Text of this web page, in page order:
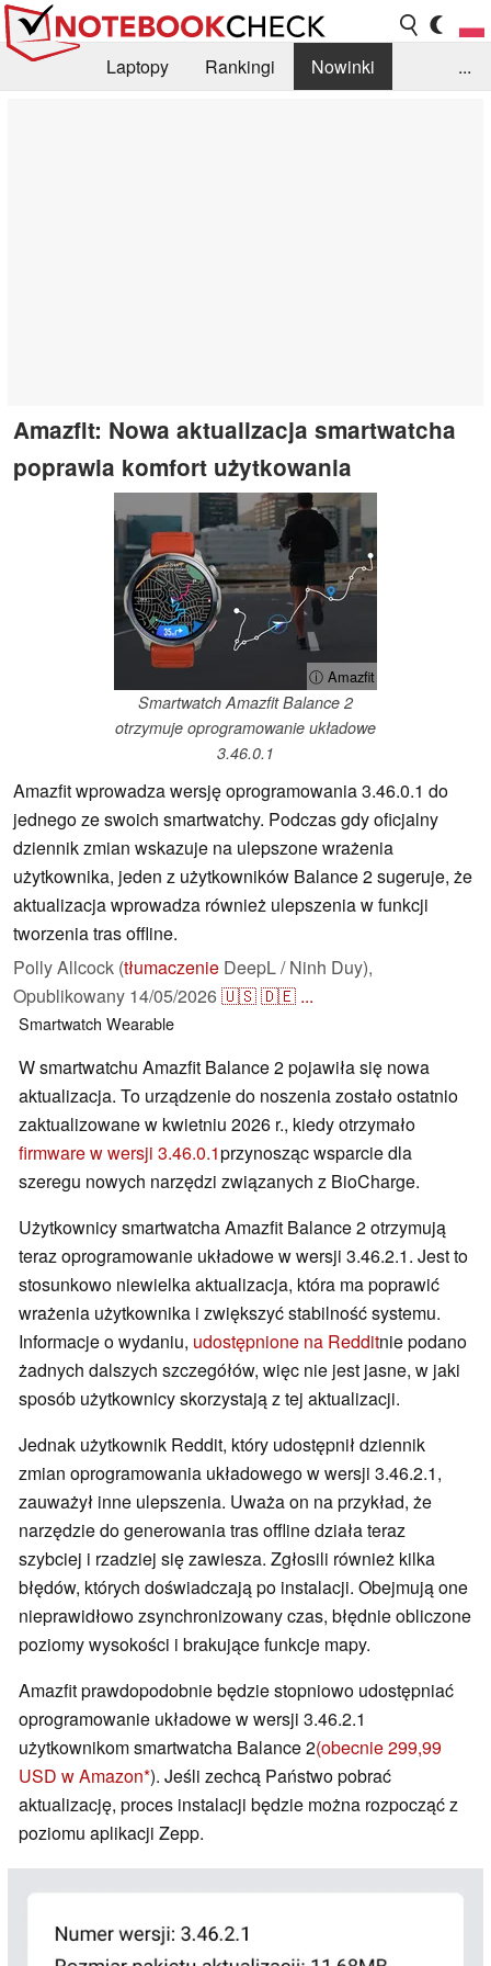
Laptopy Rankingi
Nowinki
...
Amazfit: Nowa aktualizacja smartwatcha
poprawia komfort użytkowania
ⓘ Amazfit
Smartwatch Amazfit Balance 2
otrzymuje oprogramowanie układowe
3.46.0.1
Amazfit wprowadza wersję oprogramowania 3.46.0.1 do
jednego ze swoich smartwatchy. Podczas gdy oficjalny
dziennik zmian wskazuje na ulepszone wrażenia
użytkownika, jeden z użytkowników Balance 2 sugeruje, że
aktualizacja wprowadza również ulepszenia w funkcji
tworzenia tras offline.
Polly Allcock (tłumaczenie DeepL / Ninh Duy),
Opublikowany 14/05/2026🇺🇸🇩🇪 ...
Smartwatch Wearable
W smartwatchu Amazfit Balance 2 pojawiła się nowa
aktualizacja. To urządzenie do noszenia zostało ostatnio
zaktualizowane w kwietniu 2026 r., kiedy otrzymało
firmware w wersji 3.46.0.1przynosząc wsparcie dla
szeregu nowych narzędzi związanych z BioCharge.
Użytkownicy smartwatcha Amazfit Balance 2 otrzymują
teraz oprogramowanie układowe w wersji 3.46.2.1. Jest to
stosunkowo niewielka aktualizacja, która ma poprawić
wrażenia użytkownika i zwiększyć stabilność systemu.
Informacje o wydaniu, udostępnione na Redditnie podano
żadnych dalszych szczegółów, więc nie jest jasne, w jaki
sposób użytkownicy skorzystają z tej aktualizacji.
Jednak użytkownik Reddit, który udostępnił dziennik
zmian oprogramowania układowego w wersji 3.46.2.1,
zauważył inne ulepszenia. Uważa on na przykład, że
narzędzie do generowania tras offline działa teraz
szybciej i rzadziej się zawiesza. Zgłosili również kilka
błędów, których doświadczają po instalacji. Obejmują one
nieprawidłowo zsynchronizowany czas, błędnie obliczone
poziomy wysokości i brakujące funkcje mapy.
Amazfit prawdopodobnie będzie stopniowo udostępniać
oprogramowanie układowe w wersji 3.46.2.1
użytkownikom smartwatcha Balance 2(obecnie 299,99
USD w Amazon ). Jeśli zechcą Państwo pobrać
aktualizację, proces instalacji będzie można rozpocząć z
poziomu aplikacji Zepp.